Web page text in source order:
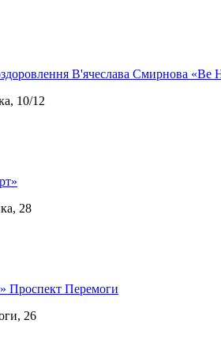
В'ячеслава Смирнова «Be
10/12
28
Проспект Перемоги
26